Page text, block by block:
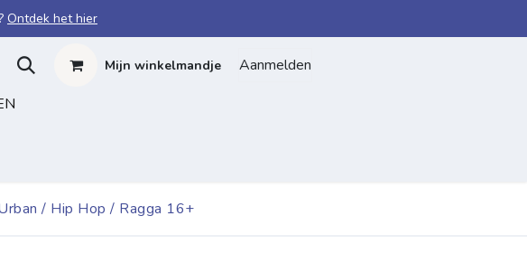
Ontdek het hier
Mijn winkelmandje
Aanmelden
/ Hip Hop / Ragga 16+